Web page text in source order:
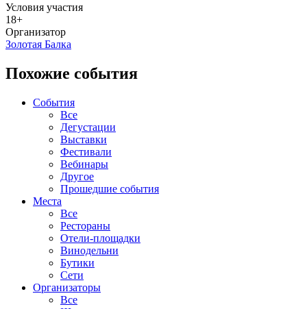
Условия участия
18+
Организатор
Золотая Балка
Похожие события
События
Все
Дегустации
Выставки
Фестивали
Вебинары
Другое
Прошедшие события
Места
Все
Рестораны
Отели-площадки
Винодельни
Бутики
Сети
Организаторы
Все